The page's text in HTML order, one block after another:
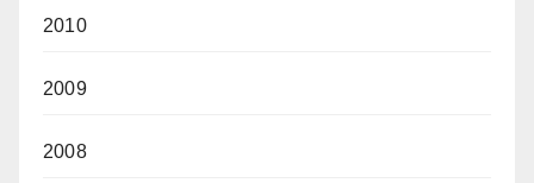
2010
2009
2008